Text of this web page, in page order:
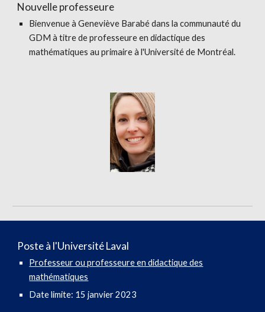
Nouvelle professeure
Bienvenue à Geneviève Barabé dans la communauté du
GDM à titre de professeure en didactique des
mathématiques au primaireà l'Université de Montréal.
Poste à l'UniversitéLaval
Professeurou professeureen didactique des
mathématiques
Date limite: 15 janvier2023